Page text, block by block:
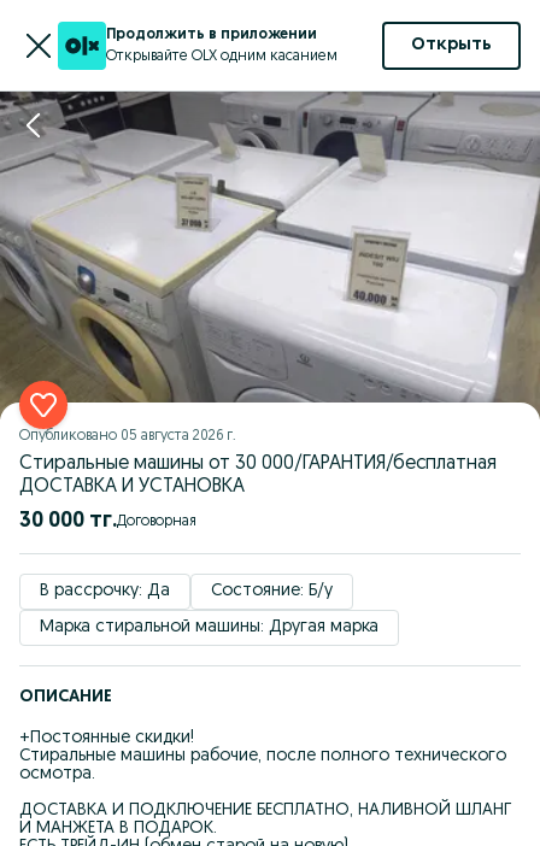
Продолжить в приложении
Открывайте OLX одним касанием
Открыть
Опубликовано 05 августа 2026 г.
Стиральные машины от 30 000/ГАРАНТИЯ/бесплатная
ДОСТАВКА И УСТАНОВКА
30 000 тг. Договорная
В рассрочку: Да
Состояние: Б/у
Марка стиральной машины: Другая марка
ОПИСАНИЕ
+Постоянные скидки!
Стиральные машины рабочие, после полного технического
осмотра.
ДОСТАВКА И ПОДКЛЮЧЕНИЕ БЕСПЛАТНО, НАЛИВНОЙ ШЛАНГ
И МАНЖЕТА В ПОДАРОК.